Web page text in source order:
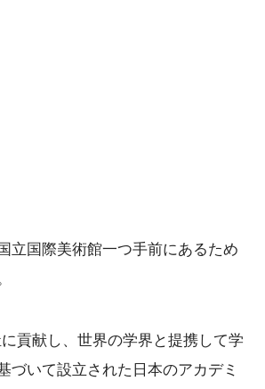
立国際美術館一つ手前にあるため
貢献し、世界の学界と提携して学
づいて設立された日本のアカデミ